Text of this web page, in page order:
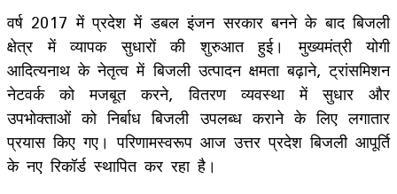
वर्ष 2017 में प्रदेश में डबल इंजन सरकार बनने के बाद बिजली
क्षेत्र में व्यापक सुधारों की शुरुआत हुई। मुख्यमंत्री योगी
आदित्यनाथ के नेतृत्व में बिजली उत्पादन क्षमता बढ़ाने, ट्रांसमिशन
नेटवर्क को मजबूत करने, वितरण व्यवस्था में सुधार और
उपभोक्ताओं को निर्बाध बिजली उपलब्ध कराने के लिए लगातार
प्रयास किए गए। परिणामस्वरूप आज उत्तर प्रदेश बिजली आपूर्ति
के नए रिकॉर्ड स्थापित कर रहा है।